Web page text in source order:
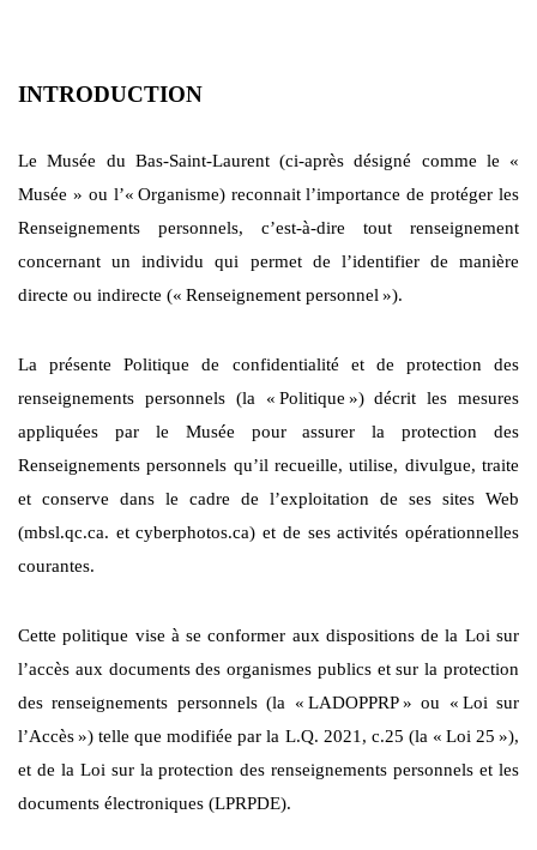
INTRODUCTION
Le Musée du Bas-Saint-Laurent (ci-après désigné comme le «
Musée » ou l’« Organisme) reconnait l’importance de protéger les
Renseignements personnels, c’est-à-dire tout renseignement
concernant un individu qui permet de l’identifier de manière
directe ou indirecte (« Renseignement personnel»).
La présente Politique de confidentialité et de protection des
renseignements personnels (la « Politique ») décrit les mesures
appliquées par le Musée pour assurer la protection des
Renseignements personnels qu’il recueille, utilise, divulgue, traite
et conserve dans le cadre de l’exploitation de ses sites Web
(mbsl.qc.ca. et cyberphotos.ca) et de ses activités opérationnelles
courantes.
Cette politique vise à se conformer aux dispositions de la Loi sur
l’accès aux documents des organismes publics et sur la protection
des renseignements personnels (la « LADOPPRP » ou « Loi sur
l’Accès») telle que modifiée par la L.Q. 2021, c.25 (la « Loi 25 »),
et de la Loi sur la protection des renseignements personnels et les
documents électroniques (LPRPDE).